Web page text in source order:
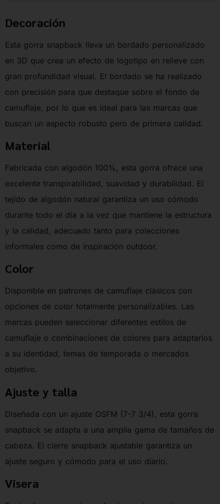
Decoración
Esta gorra snapback lleva un bordado personalizado
en 3D que crea un efecto de logotipo en relieve con
gran profundidad visual. El bordado se ha realizado
con precisión para que destaque sobre el fondo de
camuflaje, por lo que es ideal para las marcas que
buscan un aspecto robusto pero de primera calidad.
Material
Fabricada con algodón 100%, esta gorra ofrece una
excelente transpirabilidad, suavidad y durabilidad. El
tejido de algodón natural garantiza un uso cómodo
durante todo el día a la vez que mantiene la estructura
y la calidad, adecuado tanto para colecciones
informales como de inspiración outdoor.
Color
Disponible en patrones de camuflaje clásicos con
opciones de color totalmente personalizables. Las
marcas pueden seleccionar diferentes estilos de
camuflaje o combinaciones de colores para adaptarlos
a su identidad, temas de temporada o mercados
objetivo.
Ajuste y talla
Diseñada con un ajuste OSFM (7-7 3/4), esta gorra
snapback se adapta a una amplia gama de tamaños de
cabeza. El cierre snapback ajustable garantiza un
ajuste seguro y cómodo para el uso diario.
Visera